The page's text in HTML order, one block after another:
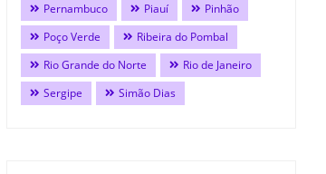
Pernambuco
Piauí
Pinhão
Poço Verde
Ribeira do Pombal
Rio Grande do Norte
Rio de Janeiro
Sergipe
Simão Dias